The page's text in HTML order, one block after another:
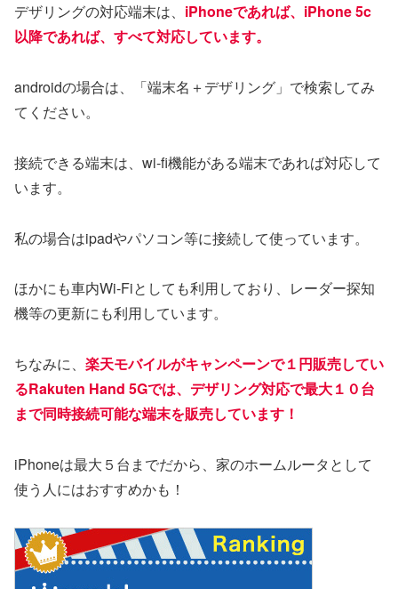
デザリングの対応端末は、 iPhoneであれば、iPhone 5c
以降であれば、すべて対応しています。
androidの場合は、「端末名＋デザリング」で検索してみ
てください。
接続できる端末は、wi-fi機能がある端末であれば対応して
います。
私の場合はipadやパソコン等に接続して使っています。
ほかにも車内Wi-Fiとしても利用しており、レーダー探知
機等の更新にも利用しています。
ちなみに、 楽天モバイルがキャンペーンで１円販売してい
るRakuten Hand 5Gでは、デザリング対応で最大１０台
まで同時接続可能な端末を販売しています！
iPhoneは最大５台までだから、家のホームルータとして
使う人にはおすすめかも！